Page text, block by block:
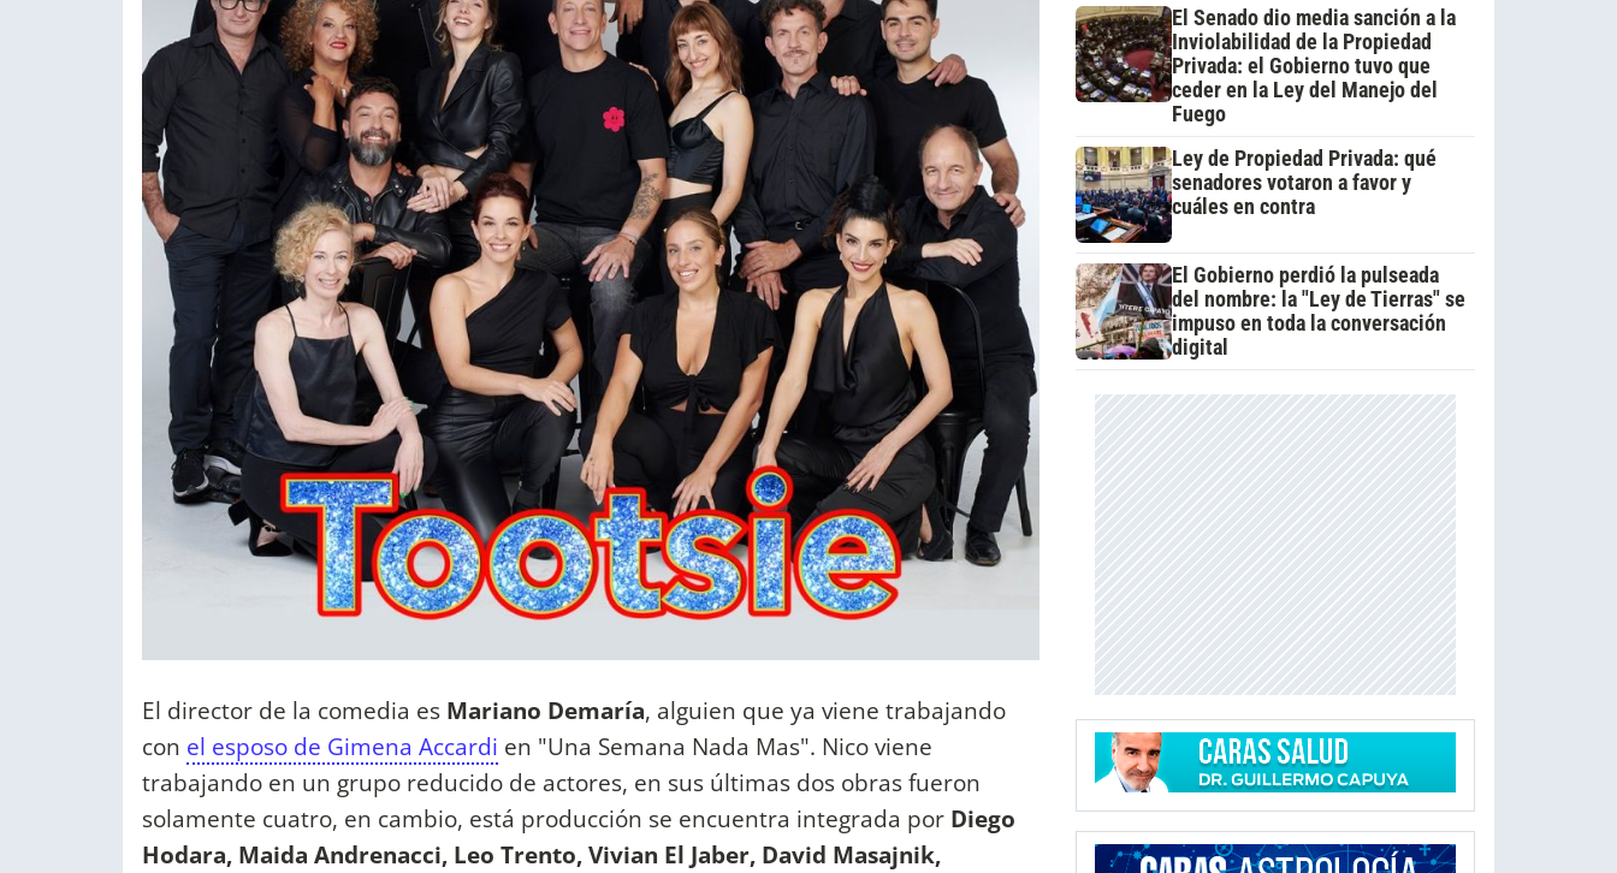
El director de la comedia es Mariano Demaría, alguien que ya viene trabajando
con el esposo de Gimena Accardi en "Una Semana Nada Mas". Nico viene
trabajando en un grupo reducido de actores, en sus últimas dos obras fueron
solamente cuatro, en cambio, está producción se encuentra integrada por Diego
Hodara, Maida Andrenacci, Leo Trento, Vivian El Jaber, David Masajnik,
El Senado dio media sanción a la
Inviolabilidad de la Propiedad
Privada: el Gobierno tuvo que
ceder en la Ley del Manejo del
Fuego
Ley de Propiedad Privada: qué
senadores votaron a favor y
cuáles en contra
El Gobierno perdió la pulseada
del nombre: la "Ley de Tierras" se
impuso en toda la conversación
digital